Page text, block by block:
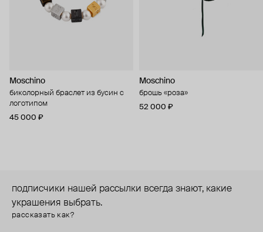
Moschino
биколорный браслет из бусин с
логотипом
45 000 ₽
Moschino
брошь «роза»
52 000 ₽
подписчики нашей рассылки всегда знают, какие
украшения выбрать.
рассказать как?